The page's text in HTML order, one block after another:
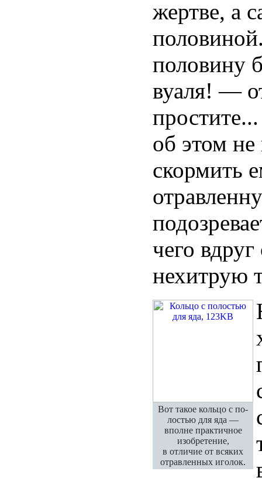
жертве, а
половину
вуаля! —
об этом не
скормить
чего
нехитрую
Вот такое кольцо с по-
лостью для яда —
вполне практичное
изобретение,
в отличие от всяких
отравленных иголок.